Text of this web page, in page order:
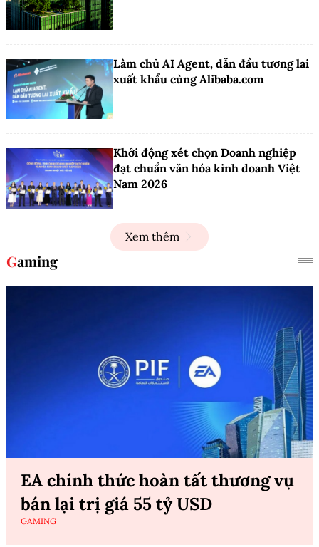
Làm chủ AI Agent, dẫn đầu tương lai
xuất khẩu cùng Alibaba.com
Khởi động xét chọn Doanh nghiệp
đạt chuẩn văn hóa kinh doanh Việt
Nam 2026
Xem thêm
Gaming
EA chính thức hoàn tất thương vụ
bán lại trị giá 55 tỷ USD
GAMING